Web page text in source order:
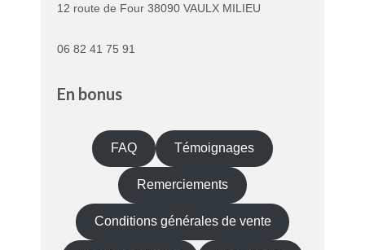
12 route de Four 38090 VAULX MILIEU
06 82 41 75 91
En bonus
FAQ Témoignages
Remerciements
Conditions générales de vente